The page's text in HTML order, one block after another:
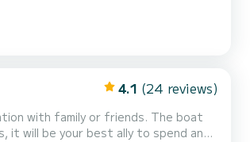
4.1 (24 reviews)
family or friends. The boat
it will be your best ally to spend an